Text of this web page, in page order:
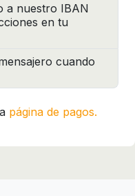
a nuestro IBAN
en tu
cuando
página de pagos.